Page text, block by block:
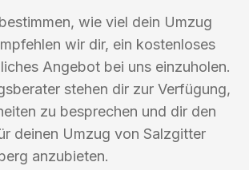
wie viel dein Umzug
wir dir, ein kostenloses
Angebot bei uns einzuholen.
stehen dir zur Verfügung,
zu besprechen und dir den
deinen Umzug von Salzgitter
anzubieten.